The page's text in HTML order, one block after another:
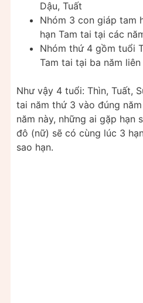
Dậu, Tuất
Nhóm 3 con giáp tam
hạn Tam tai tại các
Nhóm thứ 4 gồm tuổi
Tam tai tại ba năm
Như vậy 4 tuổi: Thìn, Tuất,
tai năm thứ 3 vào đúng
năm này, những ai gặp hạn
đô (nữ) sẽ có cùng lúc 3
sao hạn.